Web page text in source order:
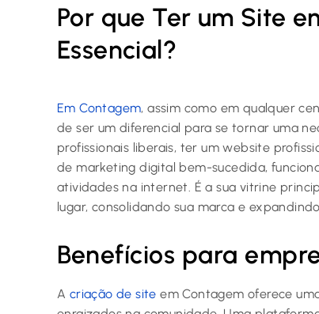
Por que Ter um Site
Essencial?
Em Contagem, assim como em qualquer
de ser um diferencial para se tornar uma
profissionais liberais, ter um website
de marketing digital bem-sucedida,
atividades na internet. É a sua vitrine
lugar, consolidando sua marca e
Benefícios para
A criação de site em Contagem oferece